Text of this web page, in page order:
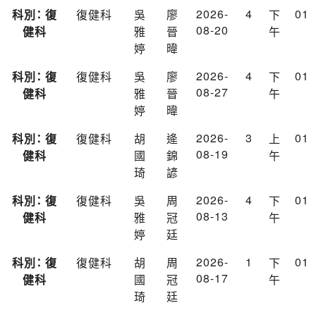
科別： 復
健科
復健科
吳
雅
婷
廖
晉
暐
2026-
08-20
4
下
午
01
科別： 復
健科
復健科
吳
雅
婷
廖
晉
暐
2026-
08-27
4
下
午
01
科別： 復
健科
復健科
胡
國
琦
逄
錦
諺
2026-
08-19
3
上
午
01
科別： 復
健科
復健科
吳
雅
婷
周
冠
廷
2026-
08-13
4
下
午
01
科別： 復
健科
復健科
胡
國
琦
周
冠
廷
2026-
08-17
1
下
午
01